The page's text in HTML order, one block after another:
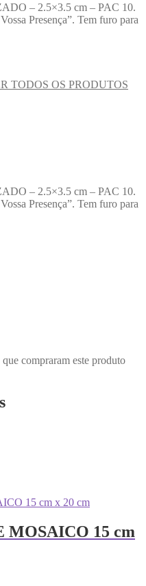
– 2.5×3.5 cm – PAC 10.
Presença”. Tem furo para
TODOS OS PRODUTOS
– 2.5×3.5 cm – PAC 10.
Presença”. Tem furo para
compraram este produto
15 cm